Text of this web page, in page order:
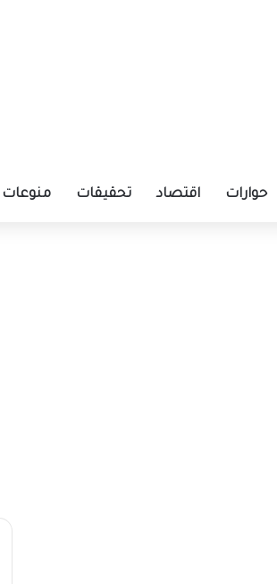
حوارات اقتصاد تحقيقات منوعات